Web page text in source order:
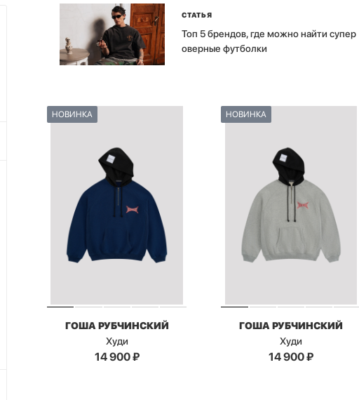
СТАТЬЯ
Топ 5 брендов, где можно найти супер
оверные футболки
НОВИНКА
ГОША РУБЧИНСКИЙ
Худи
14 900₽
НОВИНКА
ГОША РУБЧИНСКИЙ
Худи
14 900₽